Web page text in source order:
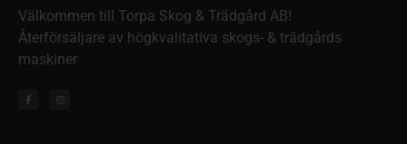
Välkommen till Torpa Skog & Trädgård AB!
Återförsäljare av högkvalitativa skogs- & trädgårds
maskiner